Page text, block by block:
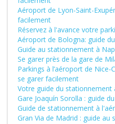
Aéroport de Lyon-Saint-
facilement
Réservez à l'avance votre
Aéroport de Bologna: guide
Guide au stationnement à
Se garer près de la gare de
Parkings à l’aéroport de
se garer facilement
Votre guide du
Gare Joaquín Sorolla : guide
Guide de stationnement à
Gran Via de Madrid : guide au